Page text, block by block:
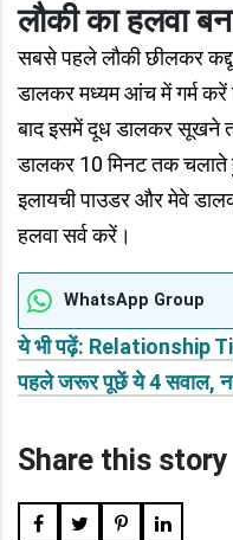
लौकी का हलवा
सबसे पहले लौकी छीलकर
डालकर मध्यम आंच में गर्म
बाद इसमें दूध डालकर सूखने
डालकर 10 मिनट तक चलाते
इलायची पाउडर और मेवे
हलवा सर्व करें।
WhatsApp Group
ये भी पढ़ें: Relationship
पहले जरूर पूछें ये 4 सवाल,
Share this story